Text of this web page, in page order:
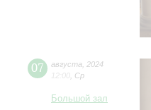
07 августа
2024
12:00 Ср
Большой зал